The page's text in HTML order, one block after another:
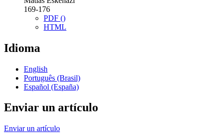
169-176
PDF ()
HTML
Idioma
English
Português (Brasil)
Español (España)
Enviar un artículo
Enviar un artículo